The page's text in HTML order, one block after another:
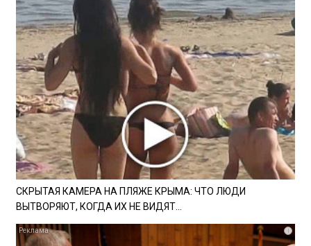
СКРЫТАЯ КАМЕРА НА ПЛЯЖЕ КРЫМА: ЧТО ЛЮДИ
ВЫТВОРЯЮТ, КОГДА ИХ НЕ ВИДЯТ...
i